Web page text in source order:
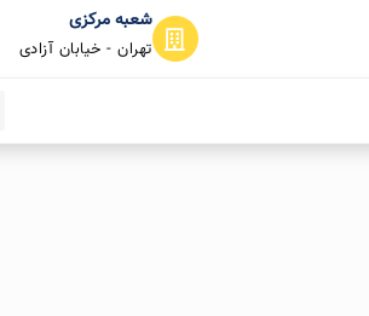
شعبه مرکزی
تهران - خیابان آزادی